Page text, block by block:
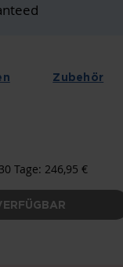
Zubehör
Tage: 246,95 €